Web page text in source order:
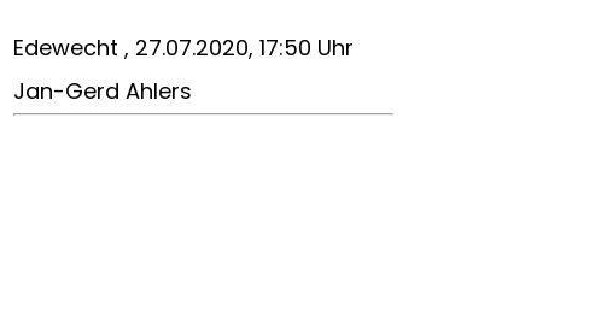
Edewecht , 27.07.2020, 17:50 Uhr
Jan-Gerd Ahlers